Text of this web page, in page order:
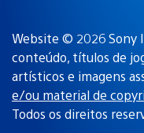
Website © 2026 Sony
conteúdo, títulos de
artísticos e imagens
e/ou material de
Todos os direitos